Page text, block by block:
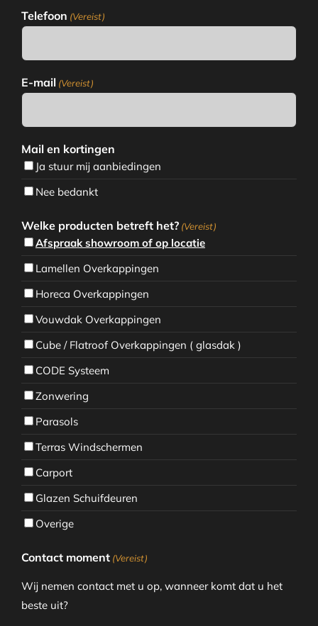
Telefoon (Vereist)
E-mail (Vereist)
Mail en kortingen
Ja stuur mij aanbiedingen
Nee bedankt
Welke producten betreft het? (Vereist)
Afspraak showroom of op locatie
Lamellen Overkappingen
Horeca Overkappingen
Vouwdak Overkappingen
Cube / Flatroof Overkappingen ( glasdak )
CODE Systeem
Zonwering
Parasols
Terras Windschermen
Carport
Glazen Schuifdeuren
Overige
Contact moment (Vereist)
Wij nemen contact met u op, wanneer komt dat u het
beste uit?